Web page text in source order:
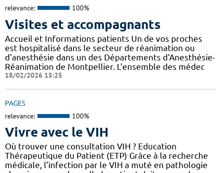
relevance: 100%
Visites et accompagnants
Accueil et Informations patients Un de vos proches
est hospitalisé dans le secteur de réanimation ou
d'anesthésie dans un des Départements d'Anesthésie-
Réanimation de Montpellier. L'ensemble des médec
18/02/2026 15:25
PAGES
relevance: 100%
Vivre avec le VIH
Où trouver une consultation VIH ? Education
Thérapeutique du Patient (ETP) Grâce à la recherche
médicale, l’infection par le VIH a muté en pathologie